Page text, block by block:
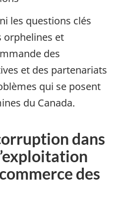
les questions clés
orphelines et
des
et des partenariats
qui se posent
du Canada.
dans
des